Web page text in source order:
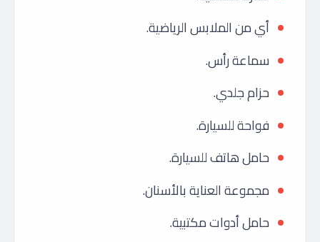
أي من الملابس الرياضية.
سماعة رأس.
حزام جلدي.
فواحة للسيارة.
حامل هاتف للسيارة.
مجموعة العناية بالأسنان.
حامل أدوات مكتبية.